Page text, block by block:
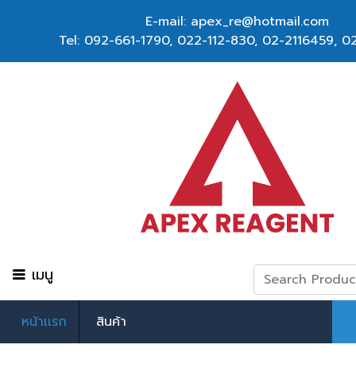
E-mail: apex_re@hotmail.com
Tel: 092-661-1790, 022-112-830, 02-2116459,
เมนู
หน้าเเรก สินค้า